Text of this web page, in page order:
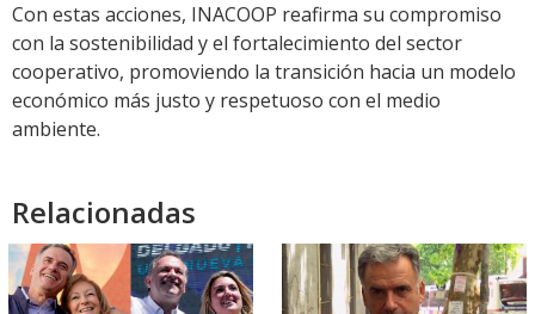
Con estas acciones, INACOOP reafirma su compromiso
con la sostenibilidad y el fortalecimiento del sector
cooperativo, promoviendo la transición hacia un modelo
económico más justo y respetuoso con el medio
ambiente.
Relacionadas